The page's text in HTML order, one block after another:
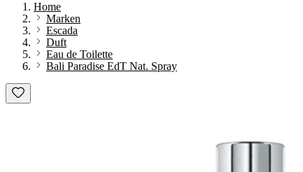
Home
Marken
Escada
Duft
Eau de Toilette
Bali Paradise EdT Nat. Spray